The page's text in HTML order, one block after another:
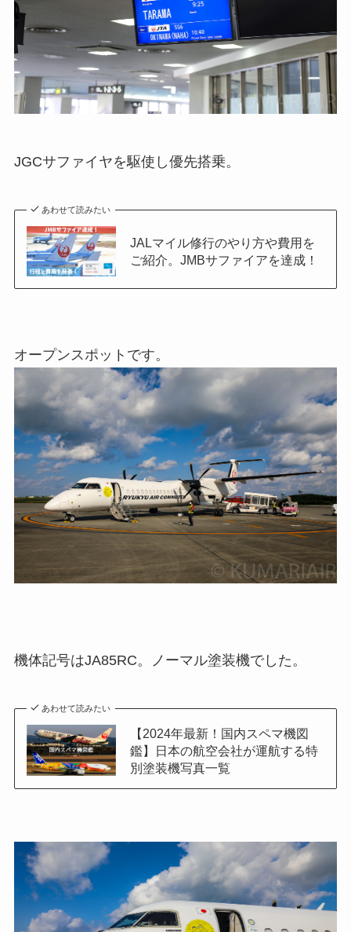
JGCサファイヤを駆使し優先搭乗。
あわせて読みたい
JALマイル修行のやり方や費用を
ご紹介。JMBサファイアを達成！
オープンスポットです。
機体記号はJA85RC。ノーマル塗装機でした。
あわせて読みたい
【2024年最新！国内スペマ機図
鑑】日本の航空会社が運航する特
別塗装機写真一覧